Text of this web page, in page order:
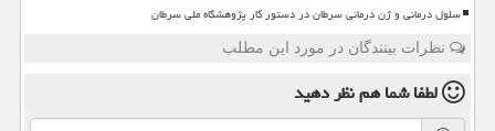
سلول درمانی و ژن درمانی سرطان در دستور کار پژوهشگاه ملی سرطان
نظرات بینندگان در مورد این مطلب
لطفا شما همنظر دهید